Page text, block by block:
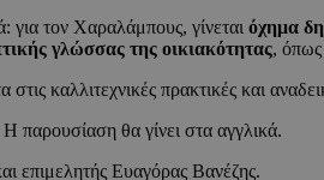
για τον Χαραλάμπους, γίνεται όχημα
γλώσσας της οικιακότητας, όπως
καλλιτεχνικές πρακτικές και
θα γίνει στα αγγλικά.
επιμελητής Ευαγόρας Βανέζης.